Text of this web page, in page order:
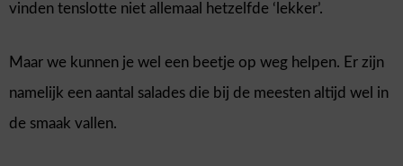
vinden tenslotte niet allemaal hetzelfde ‘lekker’.
Maar we kunnen je wel een beetje op weg helpen. Er zijn
namelijk een aantal salades die bij de meesten altijd wel in
de smaak vallen.